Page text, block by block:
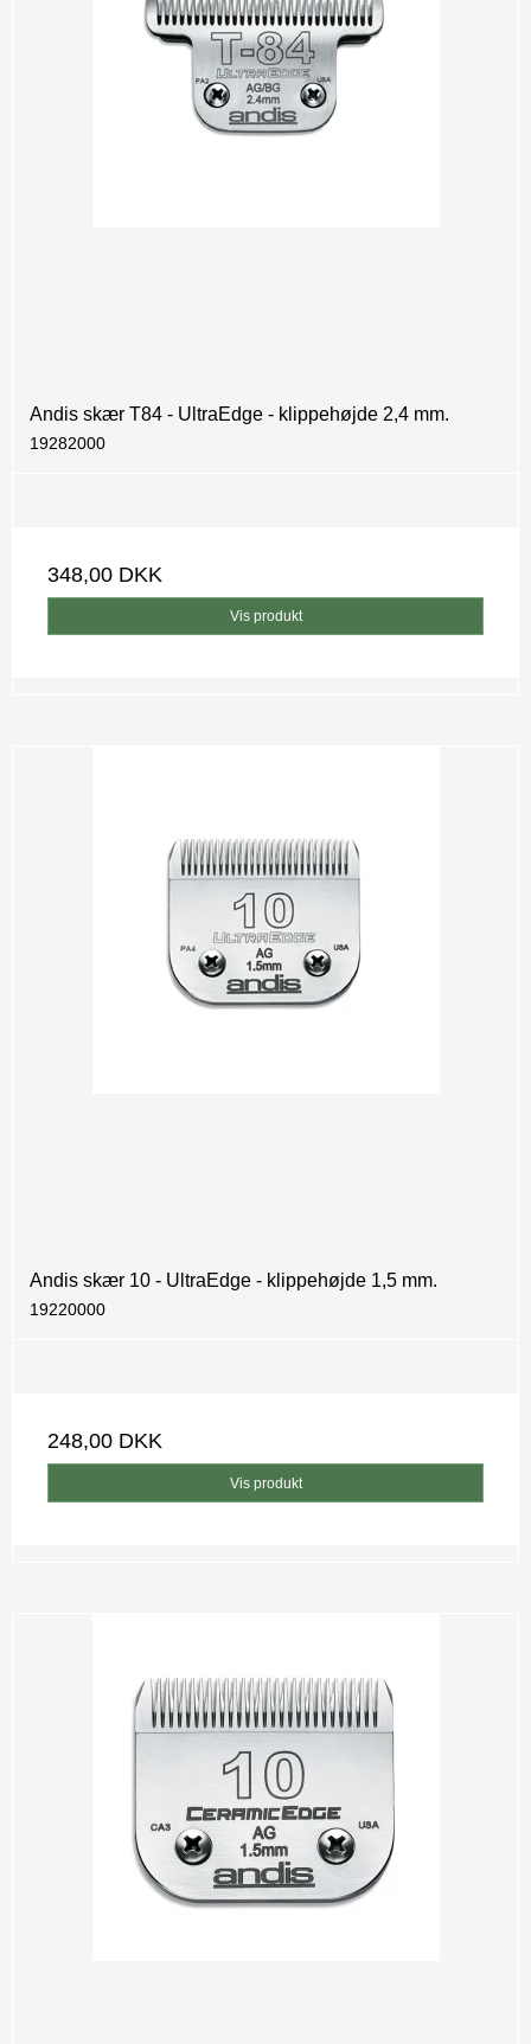
Andis skær T84 - UltraEdge - klippehøjde 2,4 mm.
19282000
348,00 DKK
Vis produkt
Andis skær 10 - UltraEdge - klippehøjde 1,5 mm.
19220000
248,00 DKK
Vis produkt